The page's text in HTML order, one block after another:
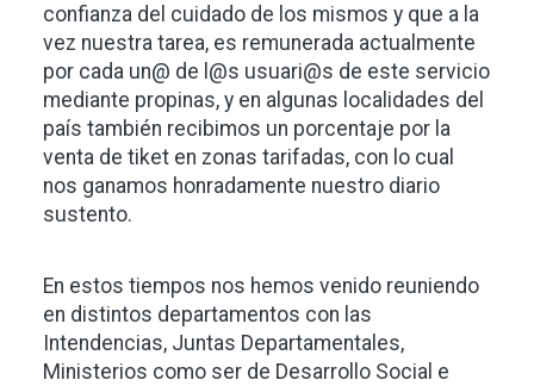
confianza del cuidado de los mismos y que a la
vez nuestra tarea, es remunerada actualmente
por cada un@ de l@s usuari@s de este servicio
mediante propinas, y en algunas localidades del
país también recibimos un porcentaje por la
venta de tiket en zonas tarifadas, con lo cual
nos ganamos honradamente nuestro diario
sustento.
En estos tiempos nos hemos venido reuniendo
en distintos departamentos con las
Intendencias, Juntas Departamentales,
Ministerios como ser de Desarrollo Social e